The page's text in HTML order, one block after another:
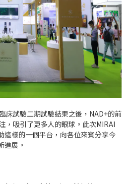
床試驗二期試驗結果之後，NAD+的前
，吸引了更多人的眼球。此次MIRAI
這樣的一個平台，向各位來賓分享今
進展。